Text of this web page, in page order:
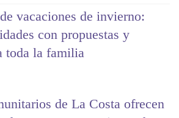
vacaciones de invierno:
con propuestas y
toda la familia
de La Costa ofrecen